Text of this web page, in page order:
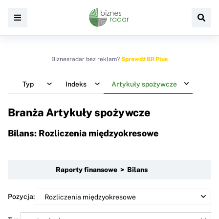
Biznesradar bez reklam? Sprawdź BR Plus
Typ Indeks Artykuły spożywcze
Branża Artykuły spożywcze
Bilans: Rozliczenia międzyokresowe
Raporty finansowe > Bilans
Pozycja: